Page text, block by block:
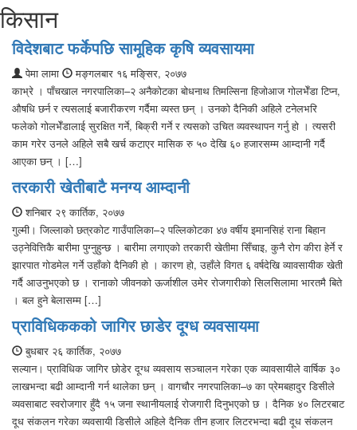
किसान
विदेशबाट फर्केपछि सामूहिक कृषि व्यवसायमा
पेमा लामा
मङ्गलबार १६ मङि्सर, २०७७
काभ्रे । पाँचखाल नगरपालिका–२ अनैकोटका बोधनाथ तिमल्सिना हिजोआज गोलभेँडा टिप्न,
औषधि छर्न र त्यसलाई बजारीकरण गर्दैमा व्यस्त छन् । उनको दैनिकी अहिले टनेलभरि
फलेको गोलभेँडालाई सुरक्षित गर्ने, बिक्री गर्ने र त्यसको उचित व्यवस्थापन गर्नु हो । त्यसरी
काम गरेर उनले अहिले सबै खर्च कटाएर मासिक रु ५० देखि ६० हजारसम्म आम्दानी गर्दै
आएका छन् । […]
तरकारी खेतीबाटै मनग्य आम्दानी
शनिबार २९ कार्तिक, २०७७
गुल्मी। जिल्लाको छत्रकोट गाउँपालिका–२ पल्लिकोटका ४७ वर्षीय इमानसिहं राना बिहान
उठ्नेवित्तिकै बारीमा पुग्नुहुन्छ । बारीमा लगाएको तरकारी खेतीमा सिँचाइ, कुनै रोग कीरा हेर्ने र
झारपात गोडमेल गर्ने उहाँको दैनिकी हो । कारण हो, उहाँले विगत ६ वर्षदेखि व्यावसायीक खेती
गर्दै आउनुभएको छ । रानाको जीवनको ऊर्जाशील उमेर रोजगारीको सिलसिलामा भारतमै बिते
। बल हुने बेलासम्म […]
प्राविधिककको जागिर छाडेर दूग्ध व्यवसायमा
बुधबार २६ कार्तिक, २०७७
सल्यान। प्राविधिक जागिर छोडेर दूग्ध व्यवसाय सञ्चालन गरेका एक व्यावसायीले वार्षिक ३०
लाखभन्दा बढी आम्दानी गर्न थालेका छन् । वागचौर नगरपालिका–७ का प्रेमबहादुर डिसीले
व्यवसाबाट स्वरोजगार हुँदै १५ जना स्थानीयलाई रोजगारी दिनुभएको छ । दैनिक ४० लिटरबाट
दूध संकलन गरेका व्यवसायी डिसीले अहिले दैनिक तीन हजार लिटरभन्दा बढी दूध संकलन